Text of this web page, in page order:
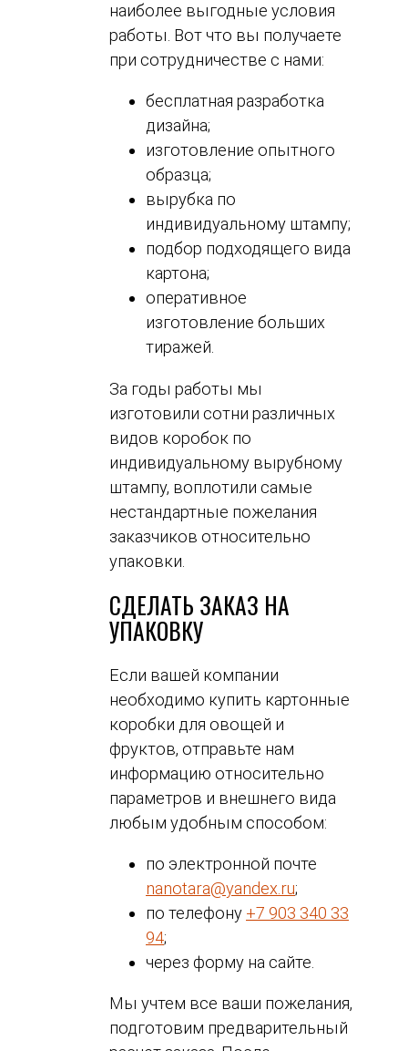
наиболее выгодные условия
работы. Вот что вы получаете
при сотрудничестве с нами:
бесплатная разработка
дизайна;
изготовление опытного
образца;
вырубка по
индивидуальному штампу;
подбор подходящего вида
картона;
оперативное
изготовление больших
тиражей.
За годы работы мы
изготовили сотни различных
видов коробок по
индивидуальному вырубному
штампу, воплотили самые
нестандартные пожелания
заказчиков относительно
упаковки.
СДЕЛАТЬ ЗАКАЗ НА
УПАКОВКУ
Если вашей компании
необходимо купить картонные
коробки для овощей и
фруктов, отправьте нам
информацию относительно
параметров и внешнего вида
любым удобным способом:
по электронной почте
nanotara@yandex.ru;
по телефону +7 903 340 33
94;
через форму на сайте.
Мы учтем все ваши пожелания,
подготовим предварительный